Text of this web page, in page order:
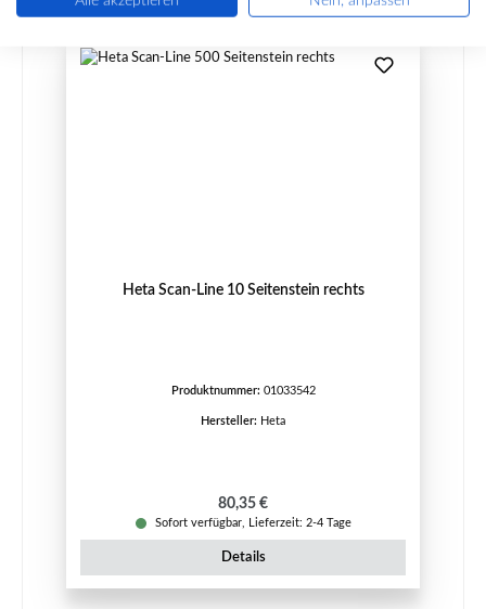
Heta Scan-Line 10 Seitenstein rechts
Produktnummer: 01033542
Hersteller: Heta
Regulärer Preis:
80,35 €
Sofort verfügbar, Lieferzeit: 2-4 Tage
Details